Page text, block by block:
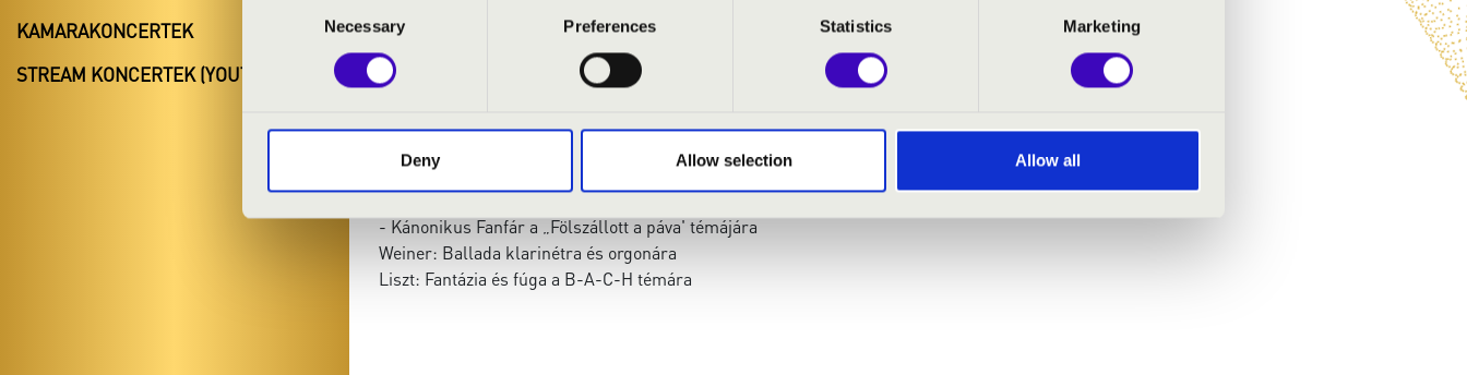
Necessary Preferences Statistics Marketing
Deny Allow selection Allow all
KAMARAKONCERTEK
STREAM KONCERTEK (YOUTUBE)
MŰSOR:
Hidas: Orgonaszonáta, I. Moderato, II. Andante, III. Toccata
Karosi Bálint: Kodály Triptichon
- Fantázia az „Ahol Vagy Magyarok Tündöklő Csillaga' dallamára
- Esti dal
- Kánonikus Fanfár a „Fölszállott a páva' témájára
Weiner: Ballada klarinétra és orgonára
Liszt: Fantázia és fúga a B-A-C-H témára